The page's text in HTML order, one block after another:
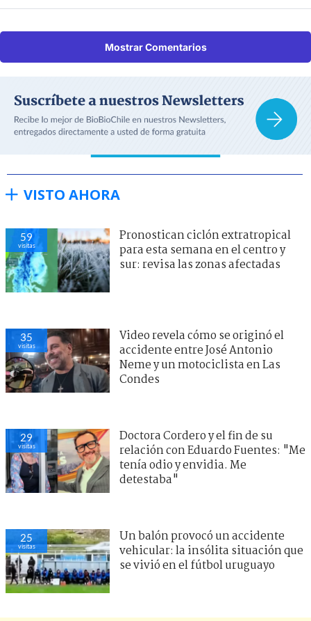
Mostrar Comentarios
VISTO AHORA
59
visitas
Pronostican ciclón extratropical
para esta semana en el centro y
sur: revisa las zonas afectadas
35
visitas
Video revela cómo se originó el
accidente entre José Antonio
Neme y un motociclista en Las
Condes
29
visitas
Doctora Cordero y el fin de su
relación con Eduardo Fuentes: "Me
tenía odio y envidia. Me
detestaba"
25
visitas
Un balón provocó un accidente
vehicular: la insólita situación que
se vivió en el fútbol uruguayo